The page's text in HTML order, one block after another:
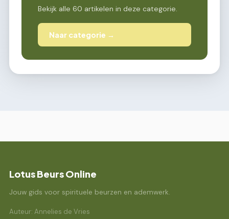
Bekijk alle 60 artikelen in deze categorie.
Naar categorie →
Lotus Beurs Online
Jouw gids voor spirituele beurzen en ademwerk.
Auteur: Annelies de Vries